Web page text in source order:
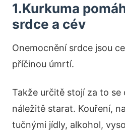
1.Kurkuma
srdce a cév
Onemocnění srdce jsou
příčinou úmrtí.
Takže určitě stojí za to se
náležitě starat. Kouření,
tučnými jídly, alkohol,